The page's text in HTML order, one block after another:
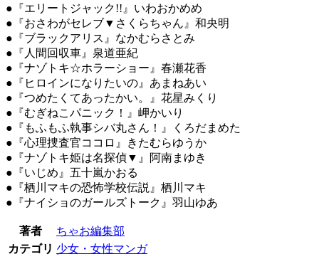
●『エリートジャック!!』いわおかめめ
●『おさわがセレブ▼さくらちゃん』和央明
●『ブラックアリス』なかむらさとみ
●『人間回収車』泉道亜紀
●『ナゾトキ☆ホラーショー』春瀬花香
●『ヒロインになりたいの』あまねあい
●『つめたくてあったかい。』花星みくり
●『むぎねこパニック！』岬かいり
●『もふもふ執事シバ丸さん！』くろだまめた
●『心理捜査官ココロ』きたむらゆうか
●『ナゾトキ姫は名探偵▼』阿南まゆき
●『いじめ』五十嵐かおる
●『栖川マキの恐怖学校伝説』栖川マキ
●『ナイショのガールズトーク』羽山ゆあ
著者
ちゃお編集部
カテゴリ 少女・女性マンガ